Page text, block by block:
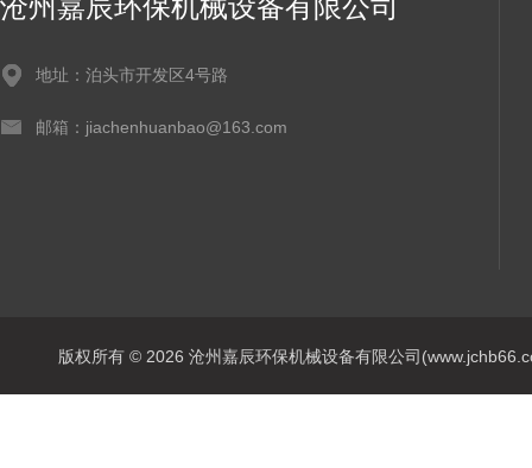
沧州嘉辰环保机械设备有限公司
地址：泊头市开发区4号路
邮箱：jiachenhuanbao@163.com
版权所有 © 2026 沧州嘉辰环保机械设备有限公司